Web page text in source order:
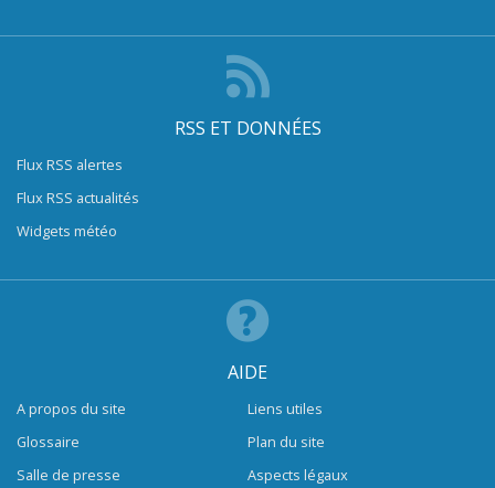
RSS ET DONNÉES
Flux RSS alertes
Flux RSS actualités
Widgets météo
AIDE
A propos du site
Glossaire
Salle de presse
Liens utiles
Plan du site
Aspects légaux